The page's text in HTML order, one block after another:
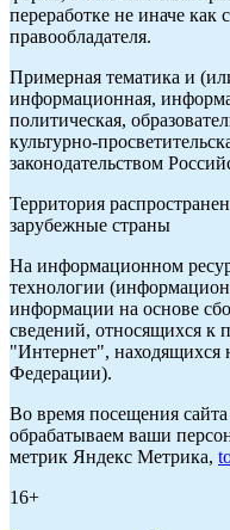
переработке не иначе как
правообладателя.
Примерная тематика и
информационная,
политическая,
культурно-
законодательством
Территория
зарубежные страны
На информационном
технологии
информации на основе
сведений, относящихся к
"Интернет", находящихся
Федерации).
Во время посещения
обрабатываем ваши
метрик Яндекс Метрика,
16+